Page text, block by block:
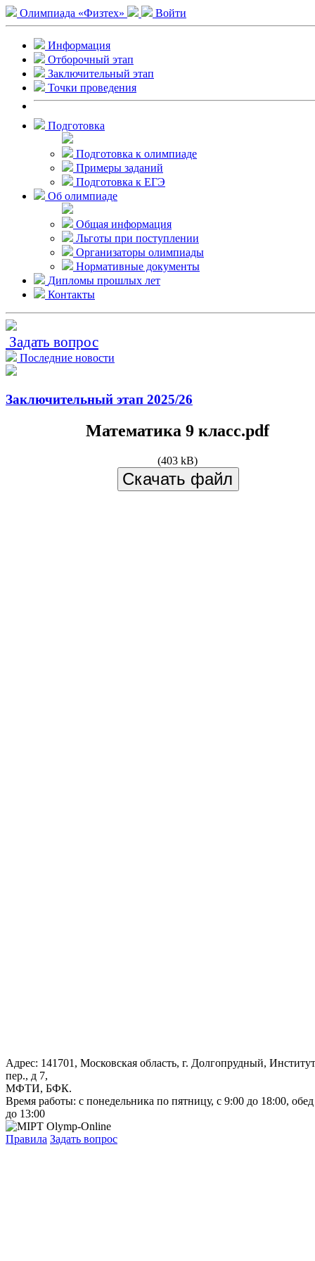
Олимпиада «Физтех» Войти
Информация
Отборочный этап
Заключительный этап
Точки проведения
Подготовка
Подготовка к олимпиаде
Примеры заданий
Подготовка к ЕГЭ
Об олимпиаде
Общая информация
Льготы при поступлении
Организаторы олимпиады
Нормативные документы
Дипломы прошлых лет
Контакты
Задать вопрос
Последние новости
Заключительный этап 2025/26
Математика 9 класс.pdf
(403 kB)
Скачать файл
Адрес: 141701, Московская область, г. Долгопрудный,
пер., д 7,
МФТИ, БФК.
Время работы: с понедельника по пятницу, с 9:00 до 18:00,
до 13:00
Правила Задать вопрос